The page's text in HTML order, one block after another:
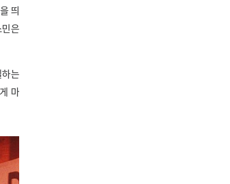
띄
은
는
마